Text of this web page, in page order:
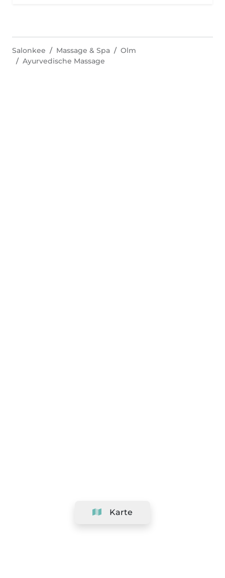
Karte
Salonkee Massage & Spa
Olm
Ayurvedische Massage